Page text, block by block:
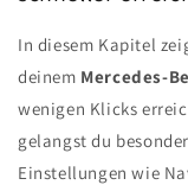
In diesem Kapitel
deinem Mercedes-
wenigen Klicks
gelangst du
Einstellungen wie